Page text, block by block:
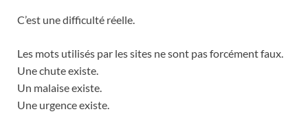
C’est une difficulté réelle.
Les mots utilisés par les sites ne sont pas forcément faux.
Une chute existe.
Un malaise existe.
Une urgence existe.